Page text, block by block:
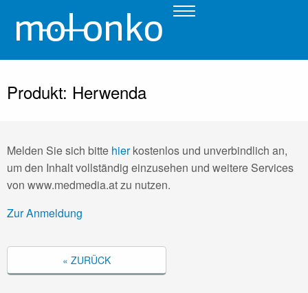
Produkt: Herwenda
Melden Sie sich bitte hierkostenlos und unverbindlich an,
um den Inhalt vollständig einzusehen und weitere Services
von www.medmedia.at zu nutzen.
Zur Anmeldung
« ZURÜCK